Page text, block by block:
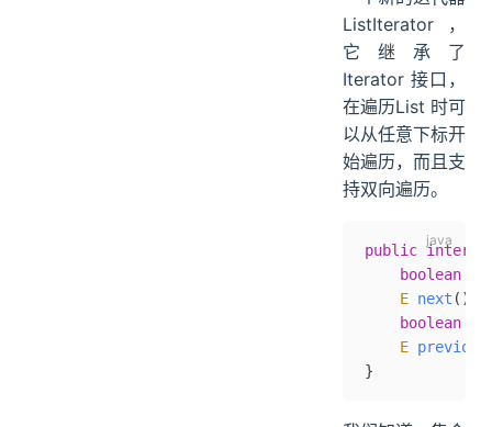
ListIterator，
它继承了
Iterator 接口，
在遍历List 时可
以从任意下标开
始遍历，而且支
持双向遍历。
public
    boolean
    E
next ();
    boolean
    E
previous
}